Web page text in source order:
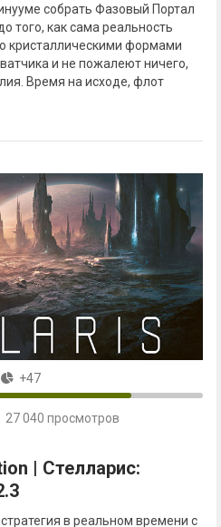
собрать Фазовый Портал
того, как сама реальность
кристаллическими формами
и не пожалеют ничего,
Время на исходе, флот
+47
27 040 просмотров
| Стелларис:
в реальном времени с